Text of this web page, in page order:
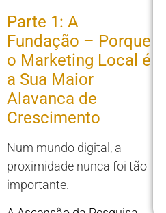
Parte 1: A
Fundação – Porque
o Marketing Local é
a Sua Maior
Alavanca de
Crescimento
Num mundo digital, a
proximidade nunca foi tão
importante.